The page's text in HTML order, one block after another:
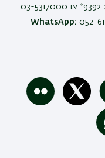
WhatsApp: 052-